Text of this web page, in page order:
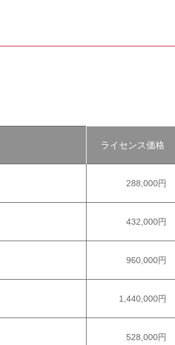
ライセンス価格
288,000円
432,000円
960,000円
1,440,000円
528,000円